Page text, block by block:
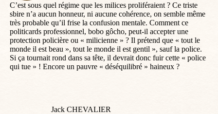
C’est sous quel régime que les milices proliféraient ? Ce triste
sbire n’a aucun honneur, ni aucune cohérence, on semble même
très probable qu’il frise la confusion mentale. Comment ce
politicards professionnel, bobo gôcho, peut-il accepter une
protection policière ou « milicienne » ? Il prétend que « tout le
monde il est beau », tout le monde il est gentil », sauf la police.
Si ça tournait rond dans sa tête, il devrait donc fuir cette « police
qui tue » ! Encore un pauvre « déséquilibré » haineux ?
Jack CHEVALIER